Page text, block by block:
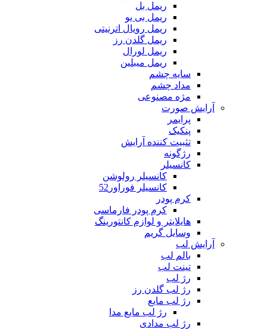
ریمل بل
ریمل بی یو
ریمل رویال اترنیتی
ریمل گلدن رز
ریمل لورال
ریمل میبلین
سایه چشم
مداد چشم
مژه مصنوعی
آرایش صورت
پرایمر
پنکیک
تثبیت کننده آرایش
رژگونه
کانسیلر
کانسیلر رولوشن
کانسیلر فوراور52
کرم پودر
کرم پودر فارماسی
هایلایتر و لوازم کانتورینگ
وسایل گریم
آرایش لب
بالم لب
تینت لب
رژ لب
رژ لب گلدن رز
رژ لب مایع
رژ لب مایع مدا
رژ لب مدادی